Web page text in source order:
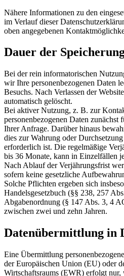
Nähere Informationen zu den
im Verlauf dieser
oben angegebenen
Dauer der
Bei der rein informatorischen
wir Ihre personenbezogenen Daten
Besuchs. Nach Verlassen der
automatisch gelöscht.
Bei aktiver Nutzung, z. B. zur
personenbezogenen Daten zunächst
Ihrer Anfrage. Darüber hinaus
dies zur Wahrung oder
erforderlich ist. Die regelmäßige
bis 36 Monate, kann in Einzelfällen
Nach Ablauf der Verjährungsfrist
sofern keine gesetzliche
Solche Pflichten ergeben sich
Handelsgesetzbuch (§§ 238, 257
Abgabenordnung (§ 147 Abs. 3, 4
zwischen zwei und zehn Jahren.
Datenübermittlung in
Eine Übermittlung
der Europäischen Union (EU) oder
Wirtschaftsraums (EWR) erfolgt